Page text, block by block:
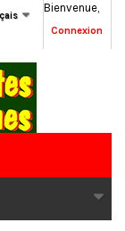
Bienvenue,
Connexion